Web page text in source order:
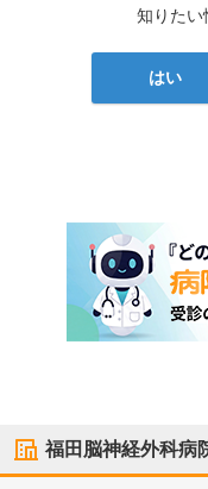
知りたい
はい
福田脳神経外科病